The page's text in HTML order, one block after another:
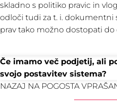
skladno s politiko pravic in
odloči tudi za t. i. dokumentni
prav tako možno dostopati
Če imamo več podjetij, ali
svojo postavitev sistema?
NAZAJ NA POGOSTA